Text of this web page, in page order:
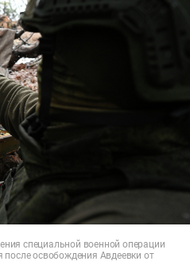
специальной военной операции
после освобождения Авдеевки от